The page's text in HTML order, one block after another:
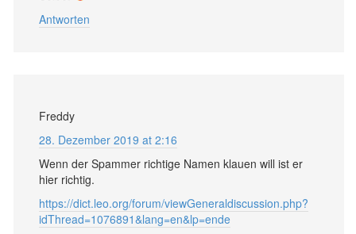
Antworten
Freddy
28. Dezember 2019 at 2:16
Wenn der Spammer richtige Namen klauen will ist er
hier richtig.
https://dict.leo.org/forum/viewGeneraldiscussion.php?
idThread=1076891&lang=en&lp=ende